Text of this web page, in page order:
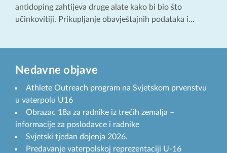
antidoping zahtijeva druge alate kako bi bio što
učinkovitiji. Prikupljanje obavještajnih podataka i...
Nedavne objave
Athlete Outreach program na Svjetskom prvenstvu
u vaterpolu U16
Obrazac 18a za radnike iz trećih zemalja –
informacije za poslodavce i radnike
Svjetski tjedan dojenja 2026.
Predavanje vaterpolskoj reprezentaciji U-16